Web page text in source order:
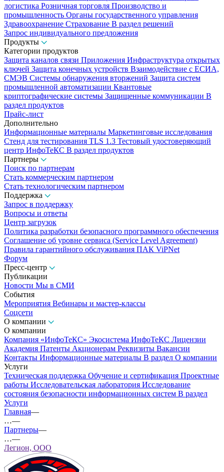
логистика Розничная торговля Производство и
промышленность Органы государственного управления
Здравоохранение Страхование В раздел решений
Запрос индивидуального предложения
Продукты
Категории продуктов
Защита каналов связи Приложения Инфраструктура открытых
ключей Защита конечных устройств Взаимодействие с ЕСИА,
СМЭВ Системы обнаружения вторжений Защита систем
промышленной автоматизации Квантовые
криптографические системы Защищенные коммуникации В
раздел продуктов
Прайс-лист
Дополнительно
Информационные материалы Маркетинговые исследования
Стенд для тестирования TLS 1.3 Тестовый удостоверяющий
центр ИнфоТеКС В раздел продуктов
Партнеры
Поиск по партнерам
Стать коммерческим партнером
Стать технологическим партнером
Поддержка
Запрос в поддержку
Вопросы и ответы
Центр загрузок
Политика разработки безопасного программного обеспечения
Соглашение об уровне сервиса (Service Level Agreement)
Правила гарантийного обслуживания ПАК ViPNet
Форум
Пресс-центр
Публикации
Новости Мы в СМИ
События
Мероприятия Вебинары и мастер-классы
Соцсети
О компании
О компании
Компания «ИнфоТеКС» Экосистема ИнфоТеКС Лицензии
Академия Патенты Акционерам Реквизиты Вакансии
Контакты Информационные материалы В раздел О компании
Услуги
Техническая поддержка Обучение и сертификация Проектные
работы Исследовательская лаборатория Исследование
состояния безопасности информационных систем В раздел
Услуги
Главная—
…—
Партнеры—
…—
Легион, ООО